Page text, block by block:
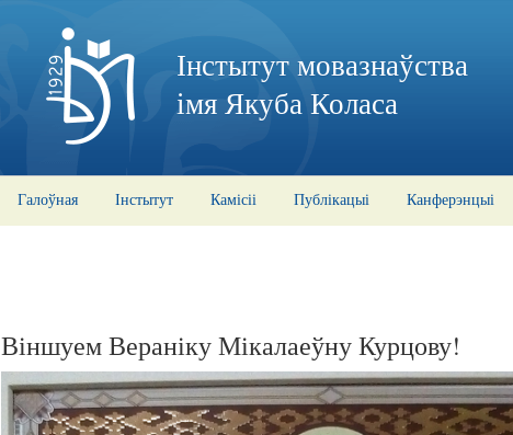
Інстытут мовазнаўства
імя Якуба Коласа
Галоўная Інстытут Камісіі Публікацыі Канферэнцыі
Віншуем Вераніку Мікалаеўну Курцову!